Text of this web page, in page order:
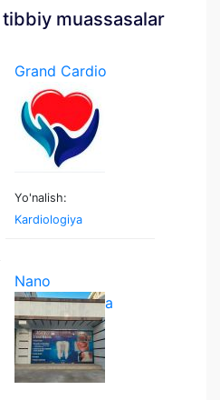
muassasalar
Grand Cardio
Yo'nalish:
Kardiologiya
Nano
stomatologiya